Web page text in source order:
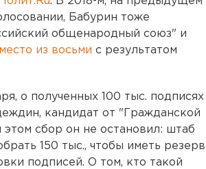
Бабурин тоже
общенародный союз" и
из восьми с результатом
о полученных 100 тыс. подписях
кандидат от "Гражданской
сбор он не остановил: штаб
150 тыс., чтобы иметь резерв
подписей. О том, кто такой